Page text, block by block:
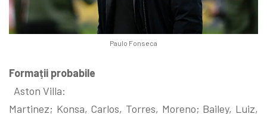
Paulo Fonseca
Formații probabile
Aston Villa:
Martinez; Konsa, Carlos, Torres, Moreno; Bailey, Luiz,